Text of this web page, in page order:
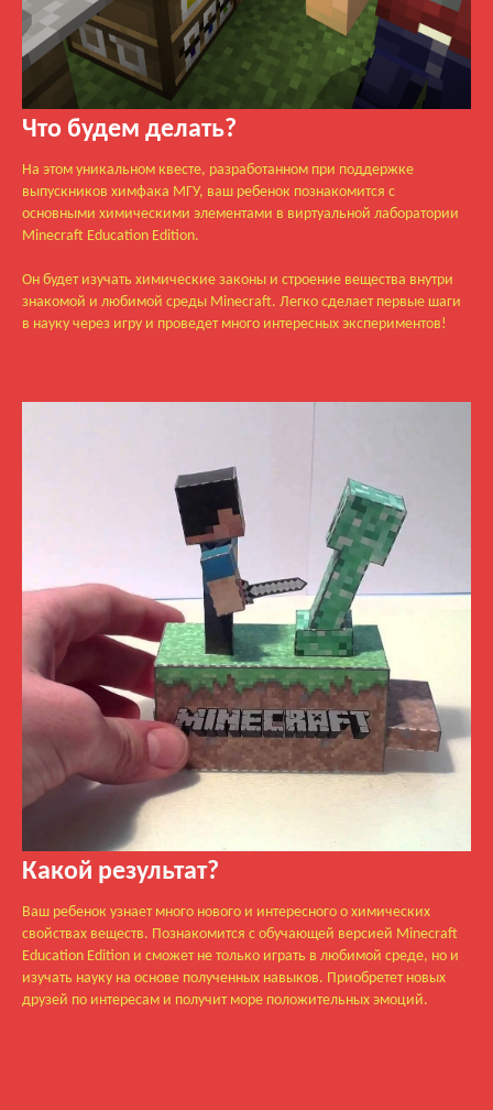
Что будем делать?
На этом уникальном квесте, разработанном при поддержке
выпускников химфака МГУ, ваш ребенок познакомится с
основными химическими элементами в виртуальной лаборатории
Minecraft Education Edition.
Он будет изучать химические законы и строение вещества внутри
знакомой и любимой среды Minecraft. Легко сделает первые шаги
в науку через игру и проведет много интересных экспериментов!
Какой результат?
Ваш ребенок узнает много нового и интересного о химических
свойствах веществ. Познакомится с обучающей версией Minecraft
Education Edition и сможет не только играть в любимой среде, но и
изучать науку на основе полученных навыков. Приобретет новых
друзей по интересам и получит море положительных эмоций.